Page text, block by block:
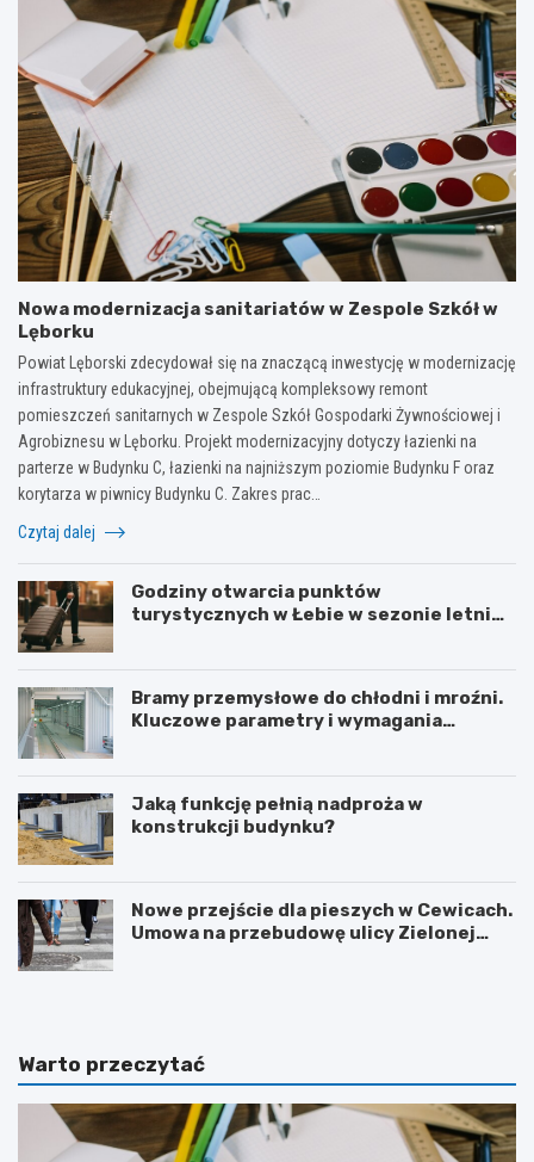
Nowa modernizacja sanitariatów w Zespole Szkół w
Lęborku
Powiat Lęborski zdecydował się na znaczącą inwestycję w modernizację
infrastruktury edukacyjnej, obejmującą kompleksowy remont
pomieszczeń sanitarnych w Zespole Szkół Gospodarki Żywnościowej i
Agrobiznesu w Lęborku. Projekt modernizacyjny dotyczy łazienki na
parterze w Budynku C, łazienki na najniższym poziomie Budynku F oraz
korytarza w piwnicy Budynku C. Zakres prac…
Czytaj dalej
Godziny otwarcia punktów
turystycznych w Łebie w sezonie letnim
Bramy przemysłowe do chłodni i mroźni.
Kluczowe parametry i wymagania
Jaką funkcję pełnią nadproża w
konstrukcji budynku?
Nowe przejście dla pieszych w Cewicach.
Umowa na przebudowę ulicy Zielonej
Warto przeczytać